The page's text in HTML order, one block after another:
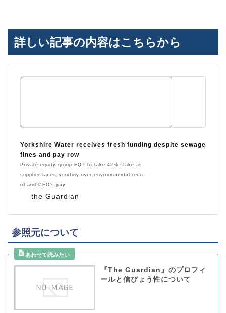
詳しい記事の内容はこちらから
the Guardian
Yorkshire Water receives fresh funding despite sewage
fines and pay row
Private equity group EQT to take 42% stake as
supplier faces scrutiny over environmental reco
rd and CEO’s pay
参照元について
『The Guardian』のプロフィ
ールと信ぴょう性について